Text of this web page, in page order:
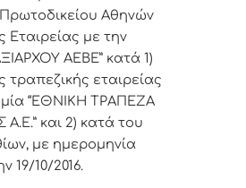
Αθηνών
Εταιρείας με την
ΑΕΒΕ” κατά 1)
εταιρείας
“ΕΘΝΙΚΗ ΤΡΑΠΕΖΑ
και 2) κατά του
με ημερομηνία
19/10/2016.